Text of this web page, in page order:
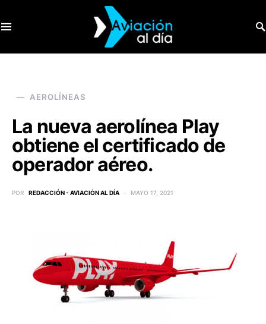
AEROLÍNEAS
La nueva aerolínea Play
obtiene el certificado de
operador aéreo.
POR REDACCIÓN - AVIACIÓN AL DÍA MAYO 17, 2021